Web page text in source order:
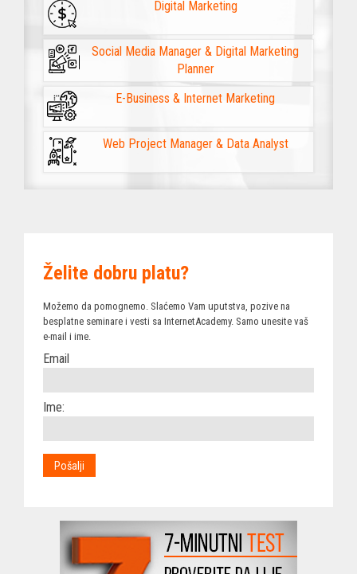
Digital Marketing
Social Media Manager & Digital Marketing
Planner
E-Business & Internet Marketing
Web Project Manager & Data Analyst
Želite dobru platu?
Možemo da pomognemo. Slaćemo Vam uputstva, pozive na
besplatne seminare i vesti sa InternetAcademy. Samo unesite vaš
e-mail i ime.
Email
Ime: